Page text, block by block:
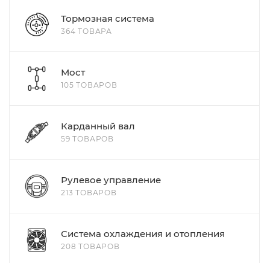
Тормозная система
364 ТОВАРА
Мост
105 ТОВАРОВ
Карданный вал
59 ТОВАРОВ
Рулевое управление
213 ТОВАРОВ
Система охлаждения и отопления
208 ТОВАРОВ